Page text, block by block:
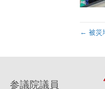
← 被災
参議院議員